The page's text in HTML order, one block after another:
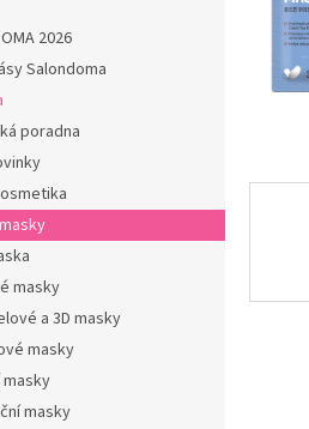
2026
Salondoma
poradna
masky
a 3D masky
masky
masky
masky